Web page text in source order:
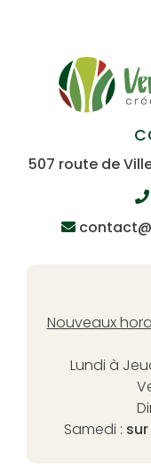
507 route de
Nouveaux
Lundi à
Samedi :